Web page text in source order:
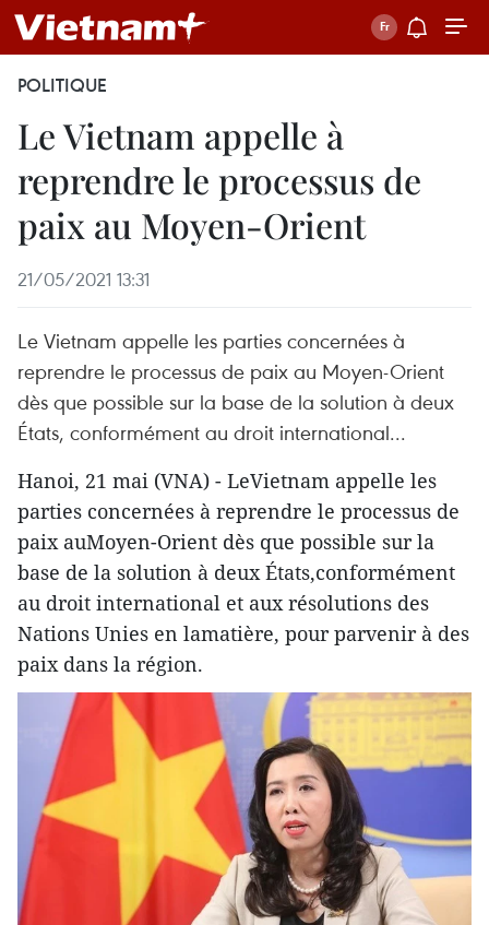
POLITIQUE
Le Vietnam appelle à
reprendre le processus de
paix au Moyen-Orient
21/05/2021 13:31
Le Vietnam appelle les parties concernées à
reprendre le processus de paix au Moyen-Orient
dès que possible sur la base de la solution à deux
États, conformément au droit international...
Hanoi, 21 mai (VNA) - LeVietnam appelle les
parties concernées à reprendre le processus de
paix auMoyen-Orient dès que possible sur la
base de la solution à deux États,conformément
au droit international et aux résolutions des
Nations Unies en lamatière, pour parvenir à des
paix dans la région.